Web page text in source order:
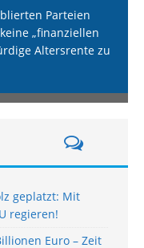
Parteien
„finanziellen
Altersrente zu
geplatzt: Mit
regieren!
Euro – Zeit